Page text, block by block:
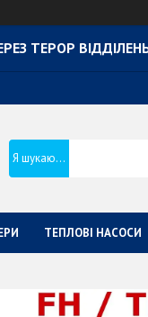
ТЕРОР
ТЕПЛОВІ НАСОСИ